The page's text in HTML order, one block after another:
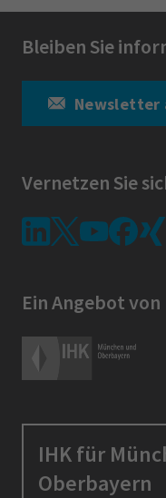
Bleiben Sie
Newsletter
Vernetzen Sie
Ein Angebot von
IHK für
Oberbayern